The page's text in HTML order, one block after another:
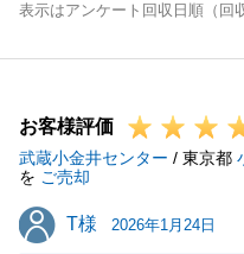
表示はアンケート回収日順（回
お客様評価
武蔵小金井センター / 東京都
を ご売却
T様
T様 2026年1月24日